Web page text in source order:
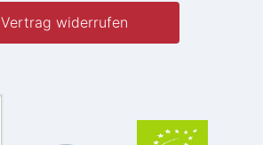
Vertrag widerrufen